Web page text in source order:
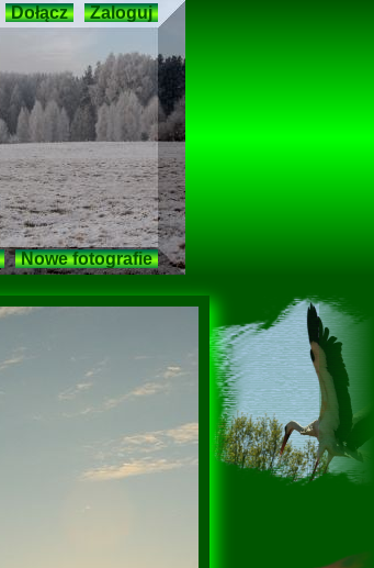
Dołącz Zaloguj
Nowe fotografie